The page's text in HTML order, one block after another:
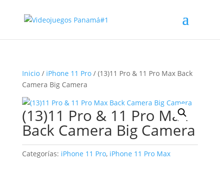
Inicio/ iPhone 11 Pro/ (13)11 Pro & 11 Pro Max Back
Camera Big Camera
(13)11 Pro & 11 Pro Max
Back Camera Big Camera
Categorías: iPhone 11 Pro, iPhone 11 Pro Max